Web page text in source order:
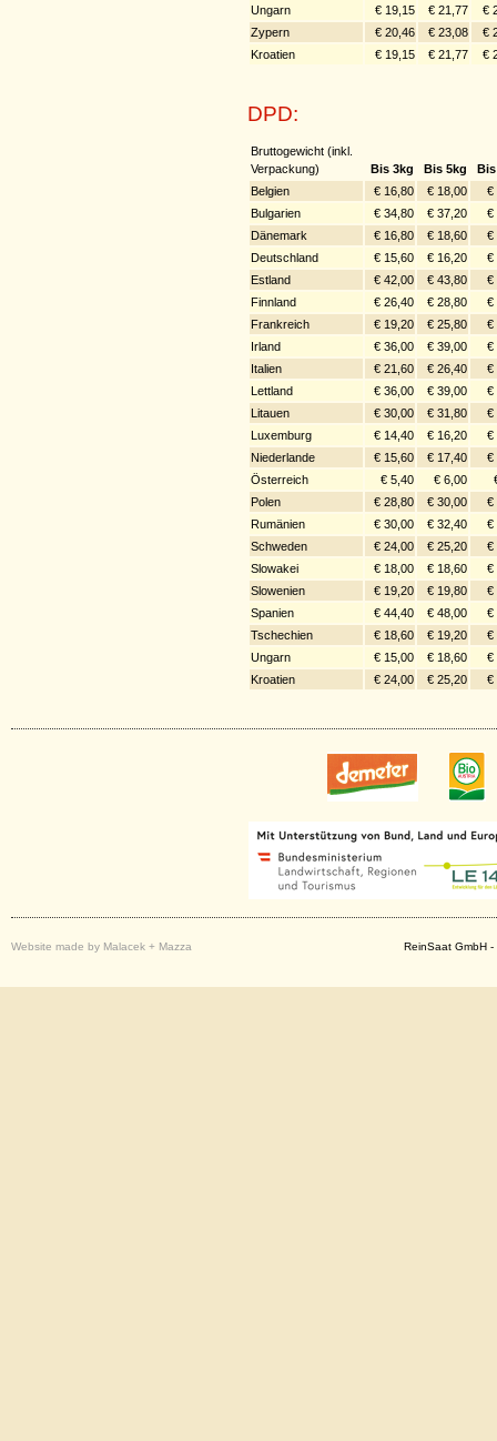
Ungarn € 19,15 € 21,77
€
Zypern
€ 20,46 € 23,08
€
Kroatien
€ 19,15 € 21,77 €
DPD:
Bruttogewicht (inkl.
Verpackung)
Bis 3kg Bis 5kg
Belgien
€ 16,80 € 18,00
€
Bulgarien
€ 34,80 € 37,20
€
Dänemark
€ 16,80 € 18,60
€
Deutschland
€ 15,60 € 16,20
€
Estland
€ 42,00 € 43,80
€
Finnland
€ 26,40 € 28,80
€
Frankreich
€ 19,20 € 25,80
€
Irland
€ 36,00 € 39,00
€
Italien
€ 21,60 € 26,40
€
Lettland
€ 36,00 € 39,00
€
Litauen
€ 30,00 € 31,80
€
Luxemburg
€ 14,40 € 16,20
€
Niederlande
€ 15,60 € 17,40
€
Österreich
€ 5,40 € 6,00
Polen
€ 28,80 € 30,00
€
Rumänien
€ 30,00 € 32,40
€
Schweden
€ 24,00 € 25,20
€
Slowakei
€ 18,00 € 18,60
€
Slowenien
€ 19,20 € 19,80
€
Spanien
€ 44,40 € 48,00
€
Tschechien
€ 18,60 € 19,20
€
Ungarn
€ 15,00 € 18,60
€
Kroatien
€ 24,00 € 25,20 €
Website made by Malacek + Mazza ReinSaat GmbH